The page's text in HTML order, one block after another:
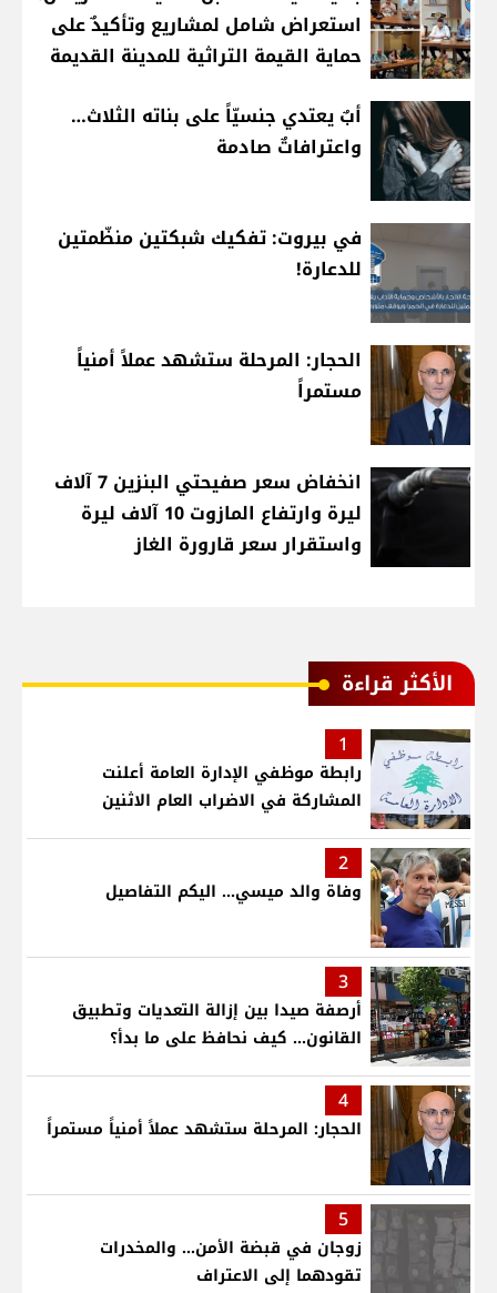
استعراض شامل لمشاريع وتأكيدٌ على
حماية القيمة التراثية للمدينة القديمة
أبٌ يعتدي جنسيّاً على بناته الثلاث…
واعترافاتٌ صادمة
في بيروت: تفكيك شبكتين منظّمتين
للدعارة!
الحجار: المرحلة ستشهد عملاً أمنياً
مستمراً
انخفاض سعر صفيحتي البنزين 7 آلاف
ليرة وارتفاع المازوت 10 آلاف ليرة
واستقرار سعر قارورة الغاز
الأكثر قراءة
1
رابطة موظفي الإدارة العامة أعلنت
المشاركة في الاضراب العام الاثنين
2
وفاة والد ميسي... اليكم التفاصيل
3
أرصفة صيدا بين إزالة التعديات وتطبيق
القانون... كيف نحافظ على ما بدأ؟
4
الحجار: المرحلة ستشهد عملاً أمنياً مستمراً
5
زوجان في قبضة الأمن... والمخدرات
تقودهما إلى الاعتراف